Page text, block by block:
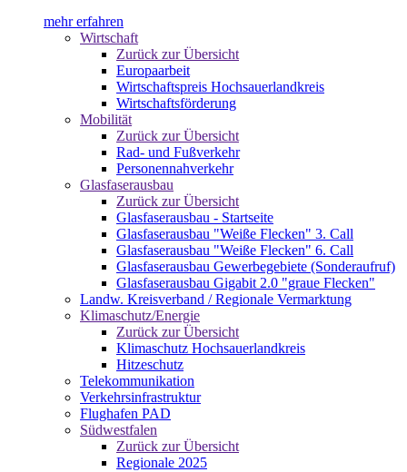
mehr erfahren
Wirtschaft
Zurück zur Übersicht
Europaarbeit
Wirtschaftspreis Hochsauerlandkreis
Wirtschaftsförderung
Mobilität
Zurück zur Übersicht
Rad- und Fußverkehr
Personennahverkehr
Glasfaserausbau
Zurück zur Übersicht
Glasfaserausbau - Startseite
Glasfaserausbau "Weiße Flecken" 3. Call
Glasfaserausbau "Weiße Flecken" 6. Call
Glasfaserausbau Gewerbegebiete (Sonderaufruf)
Glasfaserausbau Gigabit 2.0 "graue Flecken"
Landw. Kreisverband / Regionale Vermarktung
Klimaschutz/Energie
Zurück zur Übersicht
Klimaschutz Hochsauerlandkreis
Hitzeschutz
Telekommunikation
Verkehrsinfrastruktur
Flughafen PAD
Südwestfalen
Zurück zur Übersicht
Regionale 2025